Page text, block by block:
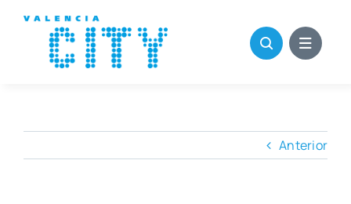
contenido
Anterior